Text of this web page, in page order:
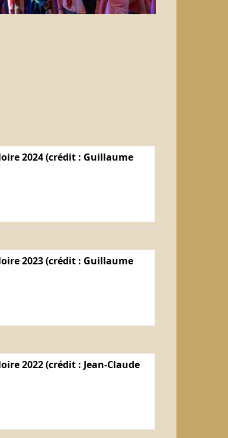
2024 (crédit : Guillaume
2023 (crédit : Guillaume
2022 (crédit : Jean-Claude